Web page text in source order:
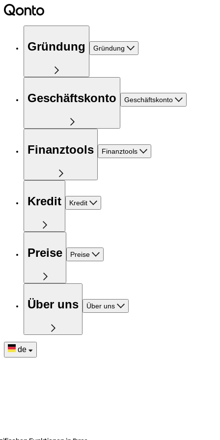
Gründung Gründung
Geschäftskonto Geschäftskonto
Finanztools Finanztools
Kredit Kredit
Preise Preise
Über uns Über uns
de